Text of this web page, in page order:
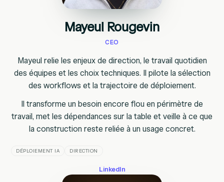
Mayeul Rougevin
CEO
Mayeul relie les enjeux de direction, le travail quotidien
des équipes et les choix techniques. Il pilote la sélection
des workflows et la trajectoire de déploiement.
Il transforme un besoin encore flou en périmètre de
travail, met les dépendances sur la table et veille à ce que
la construction reste reliée à un usage concret.
DÉPLOIEMENT IA DIRECTION
LinkedIn